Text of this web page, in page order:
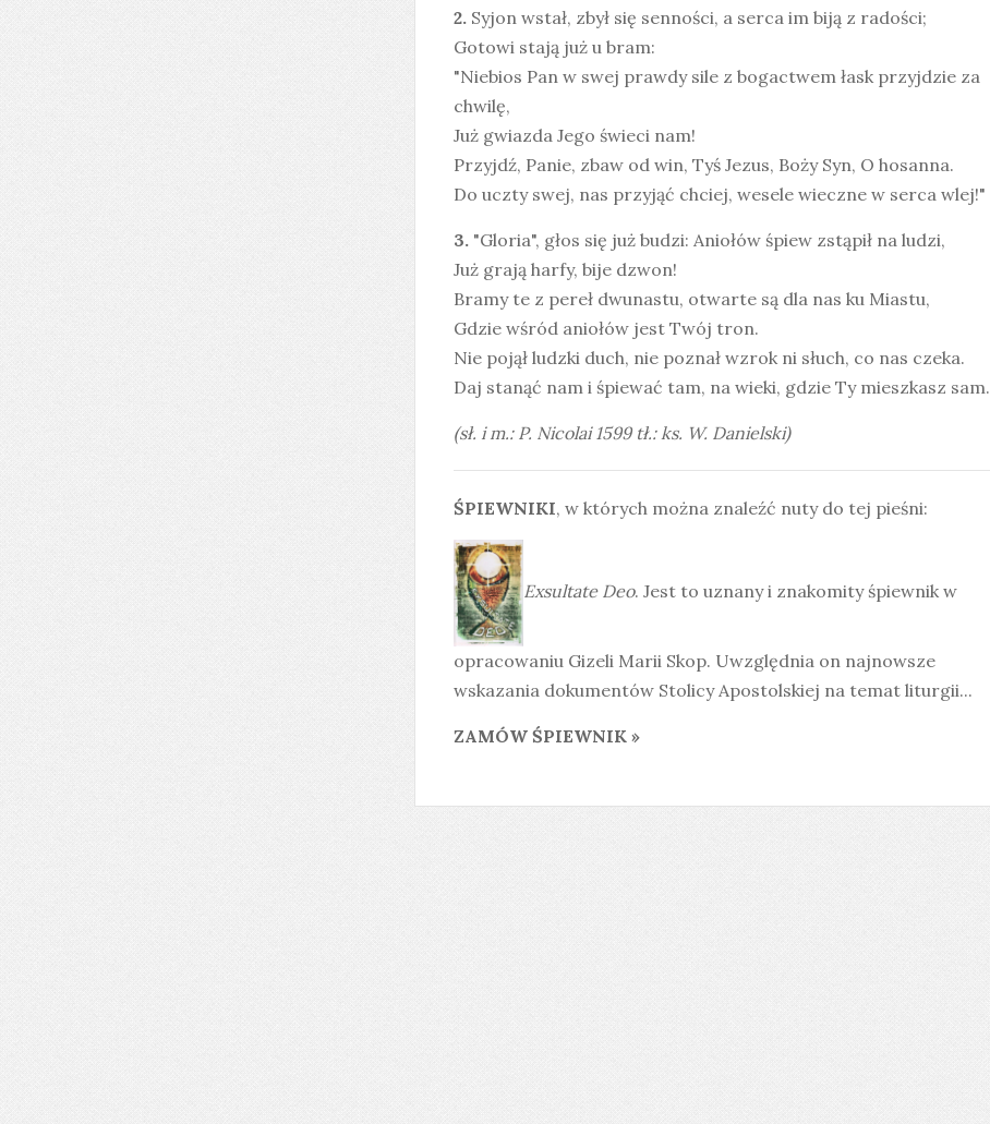
2.Syjon wstał, zbył się senności, a serca im biją z radości;
Gotowi stają już u bram:
"Niebios Pan w swej prawdy sile z bogactwem łask przyjdzie za
chwilę,
Już gwiazda Jego świeci nam!
Przyjdź, Panie, zbaw od win, Tyś Jezus, Boży Syn, O hosanna.
Do uczty swej, nas przyjąć chciej, wesele wieczne w serca wlej!"
3."Gloria", głos się już budzi: Aniołów śpiew zstąpił na ludzi,
Już grają harfy, bije dzwon!
Bramy te z pereł dwunastu, otwarte są dla nas ku Miastu,
Gdzie wśród aniołów jest Twój tron.
Nie pojął ludzki duch, nie poznał wzrok ni słuch, co nas czeka.
Daj stanąć nam i śpiewać tam, na wieki, gdzie Ty mieszkasz sam.
(sł. i m.: P. Nicolai 1599 tł.: ks. W. Danielski)
ŚPIEWNIKI, w których można znaleźć nuty do tej pieśni:
Exsultate Deo. Jest to uznany i znakomity śpiewnik w
opracowaniu Gizeli Marii Skop. Uwzględnia on najnowsze
wskazania dokumentów Stolicy Apostolskiej na temat liturgii...
ZAMÓW ŚPIEWNIK »